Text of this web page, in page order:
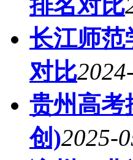
排名对比
长江师范
对比
贵州高考
创)2025-